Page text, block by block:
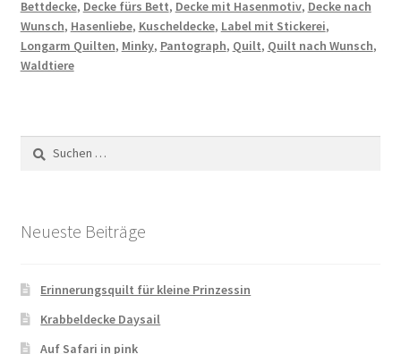
Bettdecke, Decke fürs Bett, Decke mit Hasenmotiv, Decke nach
Wunsch, Hasenliebe, Kuscheldecke, Label mit Stickerei,
Longarm Quilten, Minky, Pantograph, Quilt, Quilt nach Wunsch,
Waldtiere
Suchen
nach:
Neueste Beiträge
Erinnerungsquilt für kleine Prinzessin
Krabbeldecke Daysail
Auf Safari in pink